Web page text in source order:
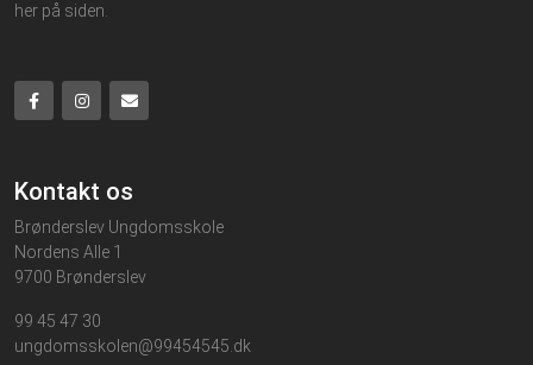
her på siden.
Kontakt os
Brønderslev Ungdomsskole
Nordens Alle 1
9700 Brønderslev
99 45 47 30
ungdomsskolen@99454545.dk